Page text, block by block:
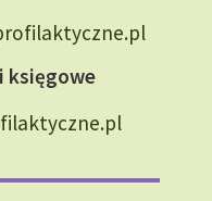
księgowe